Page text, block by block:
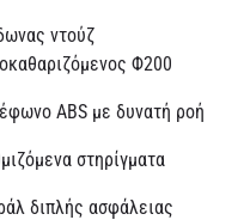
ντούζ
Φ200
ABS με δυνατή ροή
στηρίγματα
διπλής ασφάλειας